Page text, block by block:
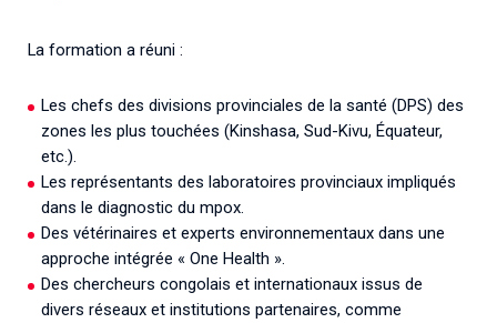
La formation a réuni :
Les chefs des divisions provinciales de la santé (DPS) des
zones les plus touchées (Kinshasa, Sud-Kivu, Équateur,
etc.).
Les représentants des laboratoires provinciaux impliqués
dans le diagnostic du mpox.
Des vétérinaires et experts environnementaux dans une
approche intégrée « One Health ».
Des chercheurs congolais et internationaux issus de
divers réseaux et institutions partenaires, comme